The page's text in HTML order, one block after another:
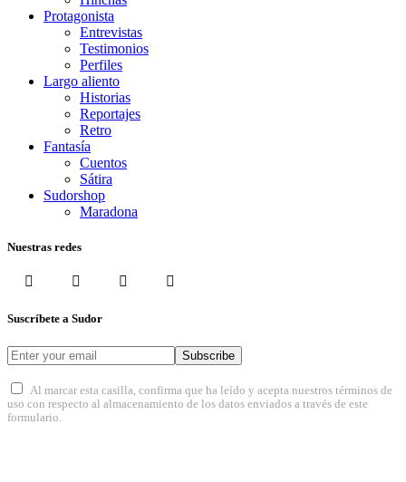
Protagonista
Entrevistas
Testimonios
Perfiles
Largo aliento
Historias
Reportajes
Retro
Fantasía
Cuentos
Sátira
Sudorshop
Maradona
Nuestras redes
Suscríbete a Sudor
Subscribe
Al marcar esta casilla, confirma que ha leído y acepta nuestros términos de
uso con respecto al almacenamiento de los datos enviados a través de este
formulario.